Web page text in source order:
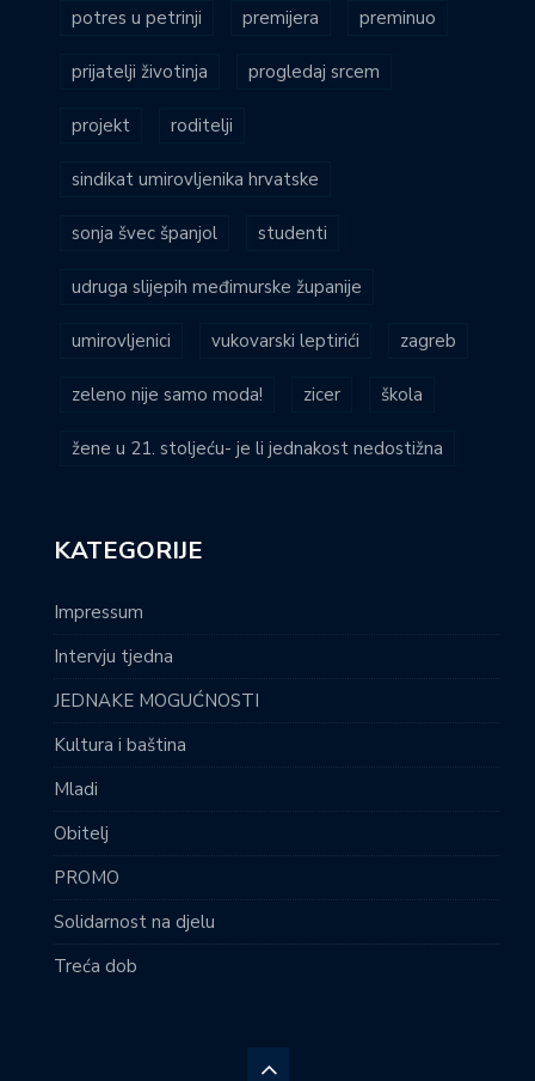
potres u petrinji premijera preminuo
prijatelji životinja progledaj srcem
projekt roditelji
sindikat umirovljenika hrvatske
sonja švec španjol studenti
udruga slijepih međimurske županije
umirovljenici vukovarski leptirići zagreb
zeleno nije samo moda! zicer škola
žene u 21. stoljeću- je li jednakost nedostižna
KATEGORIJE
Impressum
Intervju tjedna
JEDNAKE MOGUĆNOSTI
Kultura i baština
Mladi
Obitelj
PROMO
Solidarnost na djelu
Treća dob